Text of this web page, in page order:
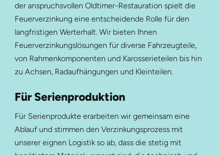
der anspruchsvollen Oldtimer-Restauration spielt die
Feuerverzinkung eine entscheidende Rolle für den
langfristigen Werterhalt. Wir bieten Ihnen
Feuerverzinkungslösungen für diverse Fahrzeugteile,
von Rahmenkomponenten und Karosserieteilen bis hin
zu Achsen, Radaufhängungen und Kleinteilen.
Für Serienproduktion
Für Serienprodukte erarbeiten wir gemeinsam eine
Ablauf und stimmen den Verzinkungsprozess mit
unserer eignen Logistik so ab, dass die stetig mit